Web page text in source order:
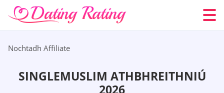
Nochtadh Affiliate
SINGLEMUSLIM ATHBHREITHNIÚ
2026